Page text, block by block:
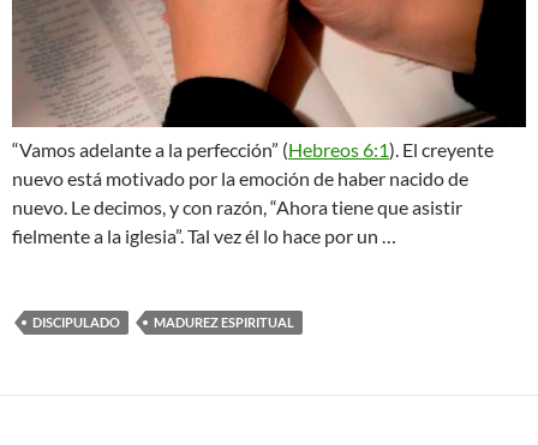
“Vamos adelante a la perfección” (Hebreos 6:1). El creyente
nuevo está motivado por la emoción de haber nacido de
nuevo. Le decimos, y con razón, “Ahora tiene que asistir
fielmente a la iglesia”. Tal vez él lo hace por un …
DISCIPULADO MADUREZ ESPIRITUAL